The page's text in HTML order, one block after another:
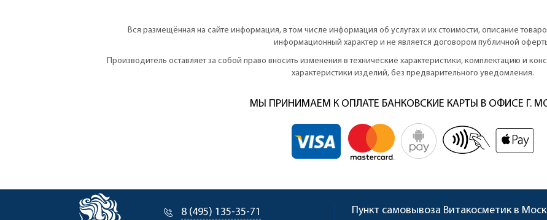
Вся размещённая на сайте информация, в том числе информация об услугах и их стоимости, описание
информационный характер и не является договором публичной
Производитель оставляет за собой право вносить изменения в технические характеристики, комплектацию и
характеристики изделий, без предварительного уведомления.
МЫ ПРИНИМАЕМ К ОПЛАТЕ БАНКОВСКИЕ КАРТЫ В ОФИСЕ Г.
8 (495) 135-35-71 Пункт самовывоза Витакосметик в